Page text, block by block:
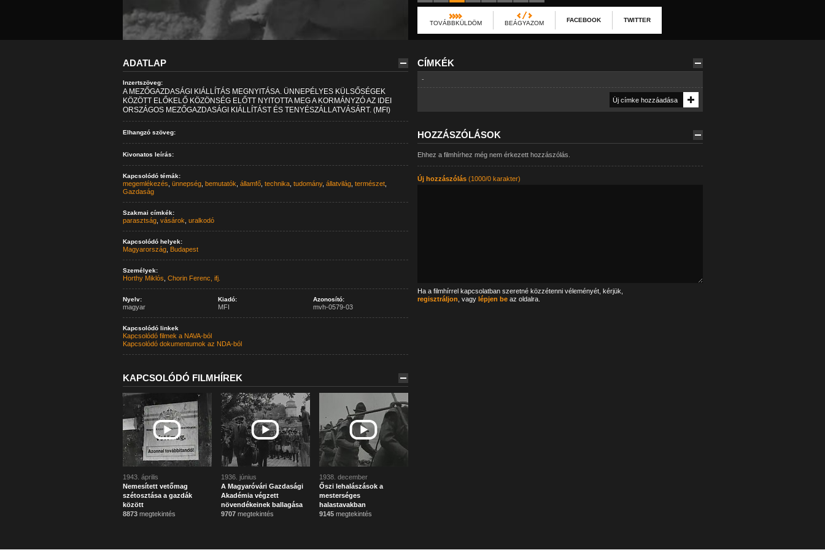
TOVÁBBKÜLDÖM BEÁGYAZOM FACEBOOK TWITTER
ADATLAP
Inzertszöveg:
A MEZŐGAZDASÁGI KIÁLLÍTÁS MEGNYITÁSA. ÜNNEPÉLYES KÜLSŐSÉGEK
KÖZÖTT ELŐKELŐ KÖZÖNSÉG ELŐTT NYITOTTA MEG A KORMÁNYZÓ AZ IDEI
ORSZÁGOS MEZŐGAZDASÁGI KIÁLLÍTÁST ÉS TENYÉSZÁLLATVÁSÁRT. (MFI)
Elhangzó szöveg:
Kivonatos leírás:
Kapcsolódó témák:
megemlékezés ünnepség, bemutatók államfő, technika, tudomány, állatvilág, természet,
Gazdaság
Szakmai címkék:
parasztság, vásárok uralkodó
Kapcsolódó helyek:
Magyarország, Budapest
Személyek:
Horthy Miklós Chorin Ferenc, ifj.
Nyelv:
magyar
Kiadó:
MFI
Azonosító:
mvh-0579-03
Kapcsolódó linkek
Kapcsolódó filmek a NAVA-ból
Kapcsolódó dokumentumok az NDA-ból
KAPCSOLÓDÓ FILMHÍREK
1943. április
Nemesített vetőmag
szétosztása a gazdák
között
8873megtekintés
1936. június
A Magyaróvári Gazdasági
Akadémia végzett
növendékeinek ballagása
9707megtekintés
1938. december
Őszi lehalászások a
mesterséges
halastavakban
9145megtekintés
CÍMKÉK
-
HOZZÁSZÓLÁSOK
Ehhez a filmhírhez még nem érkezett hozzászólás.
Új hozzászólás(1000/0 karakter)
Ha a filmhírrel kapcsolatban szeretné közzétenni véleményét, kérjük,
regisztráljon , vagy lépjen beaz oldalra.